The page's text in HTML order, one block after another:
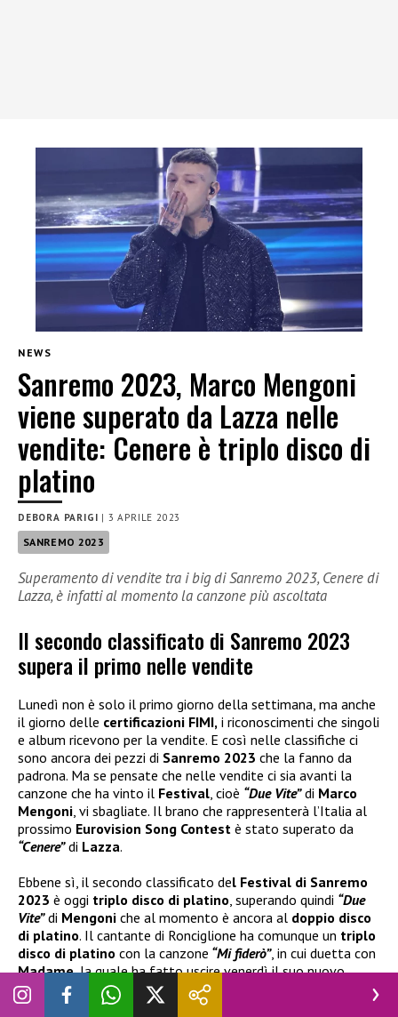
NEWS
Sanremo 2023, Marco Mengoni
viene superato da Lazza nelle
vendite: Cenere è triplo disco di
platino
DEBORA PARIGI | 3 APRILE 2023
SANREMO 2023
Superamento di vendite tra i big di Sanremo 2023, Cenere di
Lazza, è infatti al momento la canzone più ascoltata
Il secondo classificato di Sanremo 2023
supera il primo nelle vendite
Lunedì non è solo il primo giorno della settimana, ma anche
il giorno delle certificazioni FIMI, i riconoscimenti che singoli
e album ricevono per la vendite. E così nelle classifiche ci
sono ancora dei pezzi di Sanremo 2023 che la fanno da
padrona. Ma se pensate che nelle vendite ci sia avanti la
canzone che ha vinto il Festival , cioè “Due Vite”di Marco
Mengoni , vi sbagliate. Il brano che rappresenterà l’Italia al
prossimo Eurovision Song Contest è stato superato da
“Cenere”di Lazza.
Ebbene sì, il secondo classificato del Festival di Sanremo
2023 è oggi triplo disco di platino , superando quindi “Due
Vite”di Mengoni che al momento è ancora al doppio disco
di platino. Il cantante di Ronciglione ha comunque un triplo
disco di platino con la canzone “Mi fiderò”, in cui duetta con
Madame, la quale ha fatto uscire venerdì il suo nuovo
album.